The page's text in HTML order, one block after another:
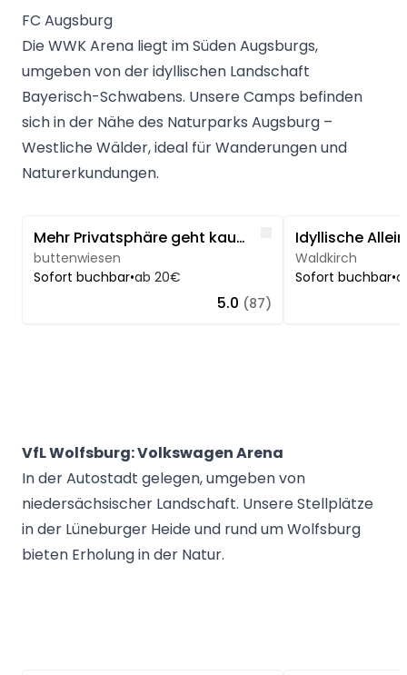
FC Augsburg
Die WWK Arena liegt im Süden Augsburgs,
umgeben von der idyllischen Landschaft
Bayerisch-Schwabens. Unsere Camps befinden
sich in der Nähe des Naturparks Augsburg –
Westliche Wälder, ideal für Wanderungen und
Naturerkundungen.
Mehr Privatsphäre geht kaum...
buttenwiesen
Sofort buchbar•ab 20€
Like
5.0 (87)
Waldkirch
Sofort buchbar•
VfL Wolfsburg: Volkswagen Arena
In der Autostadt gelegen, umgeben von
niedersächsischer Landschaft. Unsere Stellplätze
in der Lüneburger Heide und rund um Wolfsburg
bieten Erholung in der Natur.